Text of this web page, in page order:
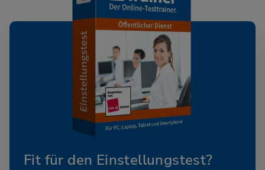
Fit für den Einstellungstest?